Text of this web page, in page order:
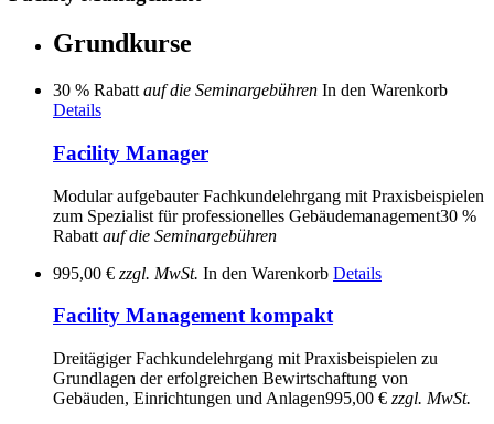
Grundkurse
30 % Rabatt auf die Seminargebühren In den Warenkorb
Details
Facility Manager
Modular aufgebauter Fachkundelehrgang mit Praxisbeispielen
zum Spezialist für professionelles Gebäudemanagement30 %
Rabatt auf die Seminargebühren
995,00 € zzgl. MwSt. In den Warenkorb Details
Facility Management kompakt
Dreitägiger Fachkundelehrgang mit Praxisbeispielen zu
Grundlagen der erfolgreichen Bewirtschaftung von
Gebäuden, Einrichtungen und Anlagen995,00 € zzgl. MwSt.